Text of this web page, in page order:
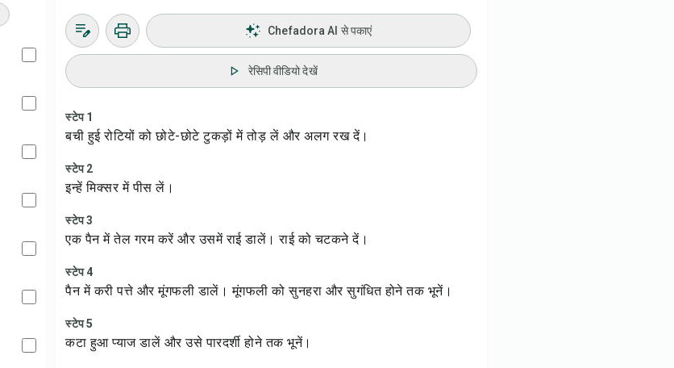
Chefadora AI से पकाएं
रेसिपी वीडियो देखें
स्टेप 1
बची हुई रोटियों को छोटे-छोटे टुकड़ों में तोड़ लें और अलग रख दें।
स्टेप 2
इन्हें मिक्सर में पीस लें।
स्टेप 3
एक पैन में तेल गरम करें और उसमें राई डालें। राई को चटकने दें।
स्टेप 4
पैन में करी पत्ते और मूंगफली डालें। मूंगफली को सुनहरा और सुगंधित होने तक भूनें।
स्टेप 5
कटा हुआ प्याज डालें और उसे पारदर्शी होने तक भूनें।